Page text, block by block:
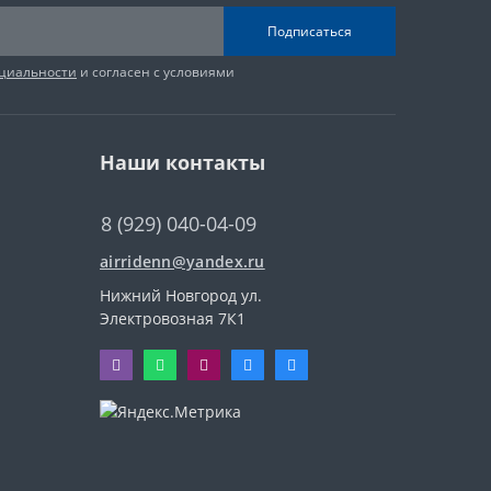
Подписаться
и согласен с условиями
Наши контакты
8 (929) 040-04-09
airridenn@yandex.ru
Нижний Новгород ул.
Электровозная 7К1